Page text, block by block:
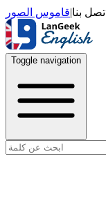
اتصل بنا|قاموس الصور
Toggle navigation